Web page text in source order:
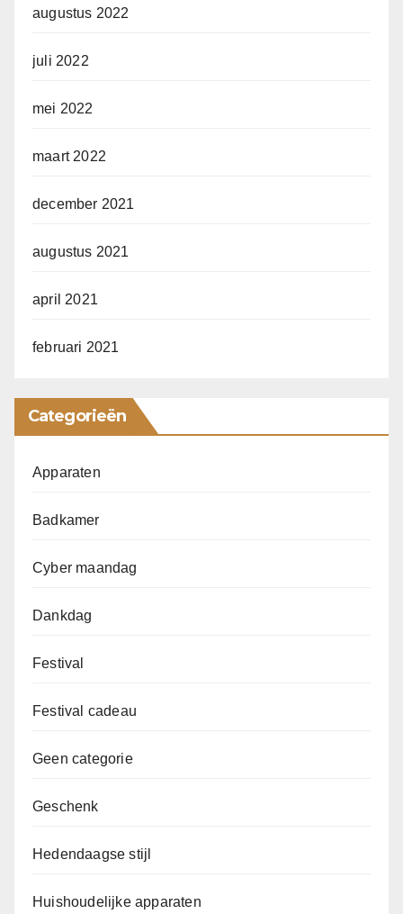
augustus 2022
juli 2022
mei 2022
maart 2022
december 2021
augustus 2021
april 2021
februari 2021
Categorieën
Apparaten
Badkamer
Cyber maandag
Dankdag
Festival
Festival cadeau
Geen categorie
Geschenk
Hedendaagse stijl
Huishoudelijke apparaten